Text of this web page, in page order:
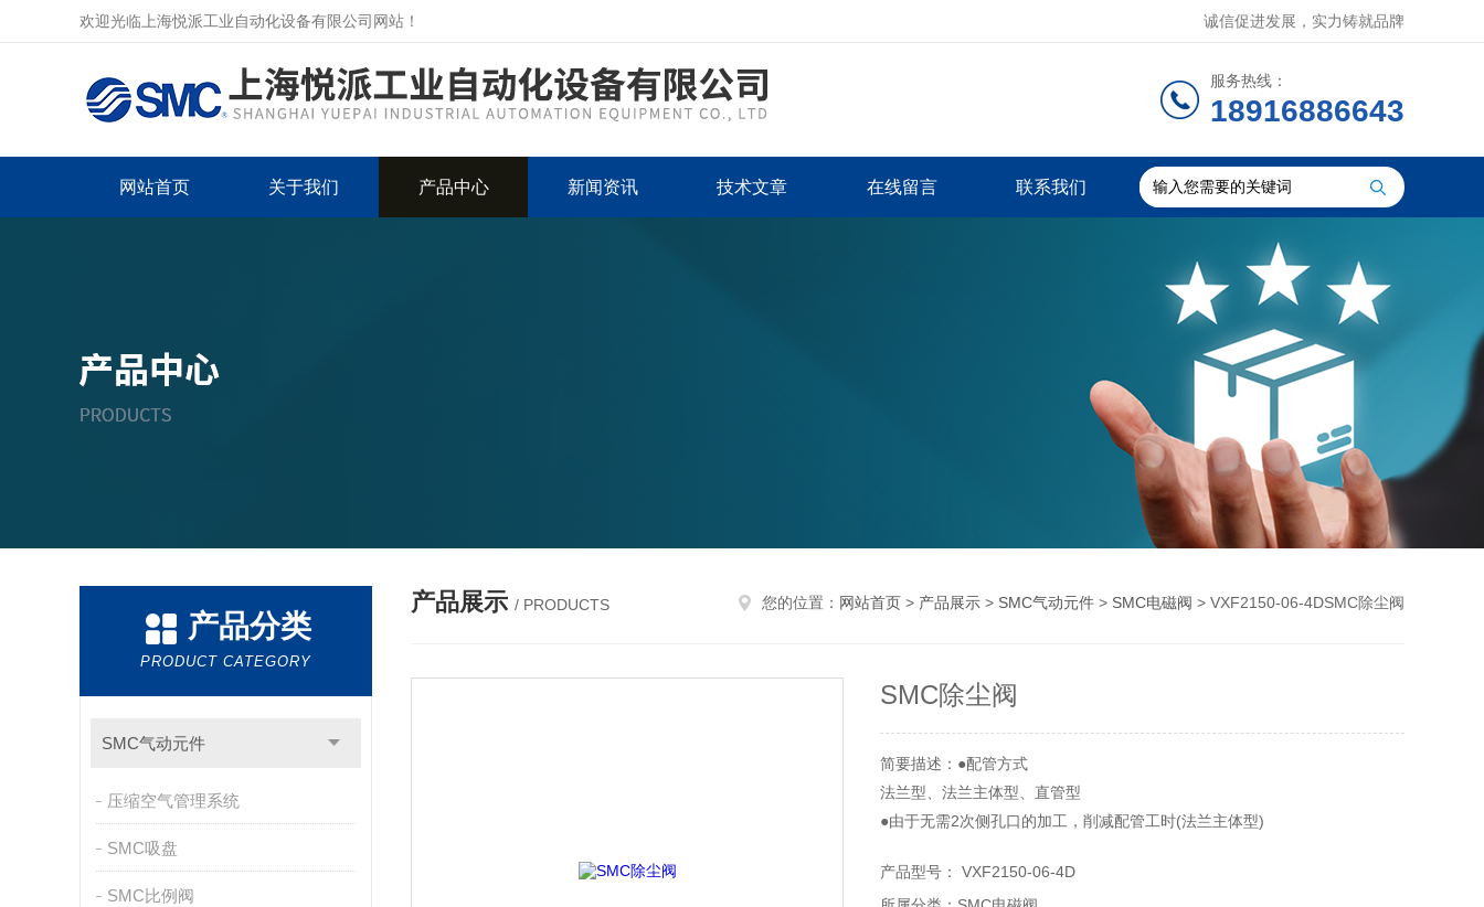
欢迎光临上海悦派工业自动化设备有限公司网站！ 诚信促进发展，实力铸就品牌
服务热线：
18916886643
网站首页 关于我们 产品中心 新闻资讯 技术文章 在线留言 联系我们
产品分类
PRODUCT CATEGORY
SMC气动元件
压缩空气管理系统
SMC吸盘
SMC比例阀
产品展示 / PRODUCTS 您的位置： 网站首页 > 产品展示 > SMC气动元件 > SMC电磁阀 > VXF2150-06-4DSMC除尘阀
SMC除尘阀
简要描述：●配管方式
法兰型、法兰主体型、直管型
●由于无需2次侧孔口的加工，削减配管工时(法兰主体型)
※导线引出快插(fast on)端子部为IP40
产品型号： VXF2150-06-4D